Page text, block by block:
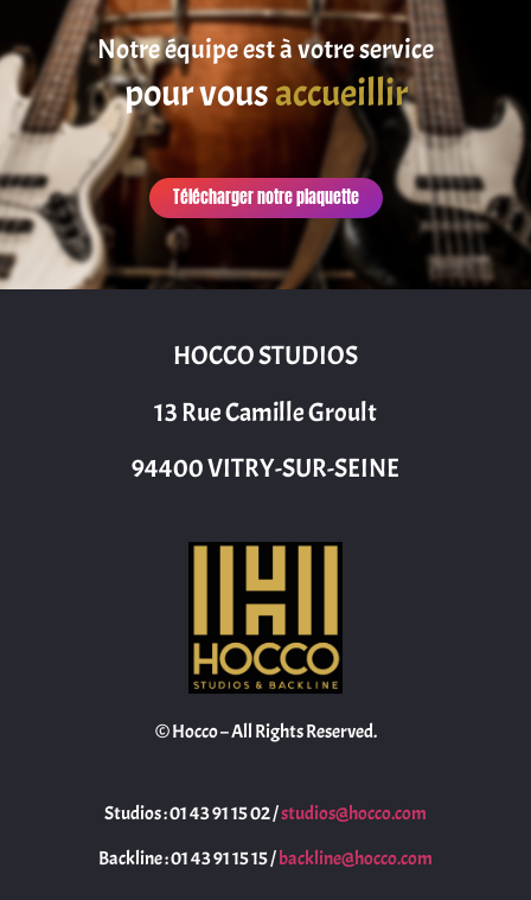
Notre équipe est à votre service
pour vousaccueillir
Télécharger notre plaquette
HOCCO STUDIOS
13 Rue Camille Groult
94400 VITRY-SUR-SEINE
© Hocco – All Rights Reserved.
Studios : 01 43 91 15 02 /studios@hocco.com
Backline : 01 43 91 15 15 /backline@hocco.com